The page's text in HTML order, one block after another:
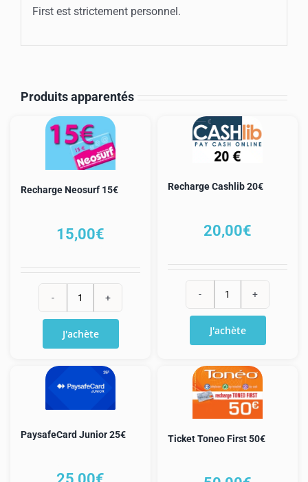
First est strictement personnel.
Produits apparentés
Recharge Neosurf 15€
15,00€
Recharge
Neosurf
15€
J'achète
Recharge Cashlib 20€
20,00€
Recharge
20€
J'achète
PaysafeCard Junior 25€ Ticket Toneo First 50€